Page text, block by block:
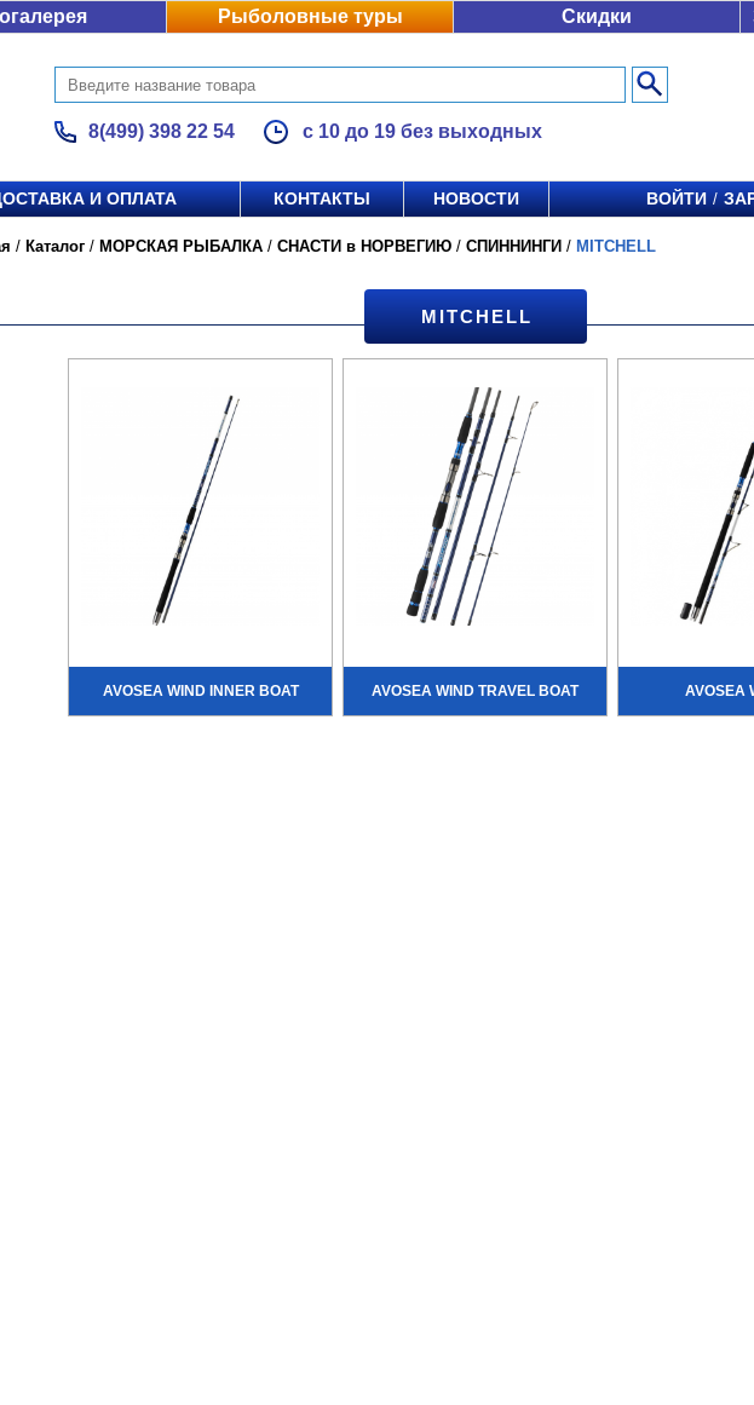
Рыболовные туры Скидки
8(499) 398 22 54 с 10 до 19 без выходных
И ОПЛАТА КОНТАКТЫ НОВОСТИ ВОЙТИ /
/ Каталог / МОРСКАЯ РЫБАЛКА / СНАСТИ в НОРВЕГИЮ / СПИННИНГИ / MITCHELL
MITCHELL
AVOSEA WIND INNER BOAT AVOSEA WIND TRAVEL BOAT AVOSEA